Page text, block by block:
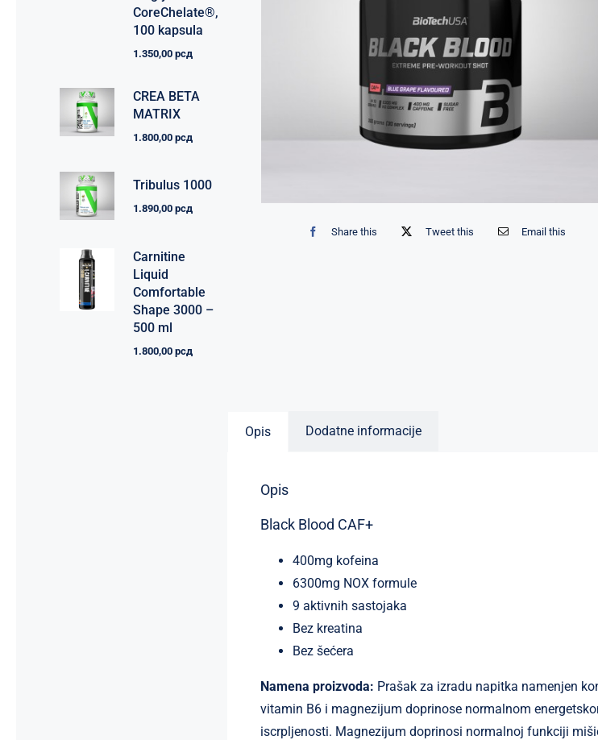
CoreChelate®,
100 kapsula
1.350,00рсд
CREA BETA
MATRIX
1.800,00рсд
Tribulus 1000
1.890,00рсд
Carnitine
Liquid
Comfortable
Shape 3000 –
500 ml
1.800,00рсд
Share this Tweet this Email this
Opis Dodatne informacije
Opis
Black Blood CAF+
400mg kofeina
6300mg NOX formule
9 aktivnih sastojaka
Bez kreatina
Bez šećera
Namena proizvoda: Prašak za izradu napitka namenjen
vitamin B6 i magnezijum doprinose normalnom
iscrpljenosti. Magnezijum doprinosi normalnoj funkciji